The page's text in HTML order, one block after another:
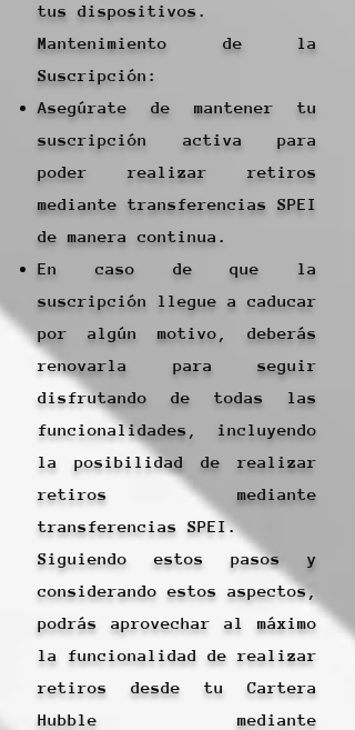
tus dispositivos.
Mantenimiento de la
Suscripción:
Asegúrate de mantener tu
suscripción activa para
poder realizar retiros
mediante transferencias SPEI
de manera continua.
En caso de que la
suscripción llegue a caducar
por algún motivo, deberás
renovarla para seguir
disfrutando de todas las
funcionalidades, incluyendo
la posibilidad de realizar
retiros mediante
transferencias SPEI.
Siguiendo estos pasos y
considerando estos aspectos,
podrás aprovechar al máximo
la funcionalidad de realizar
retiros desde tu Cartera
Hubble mediante